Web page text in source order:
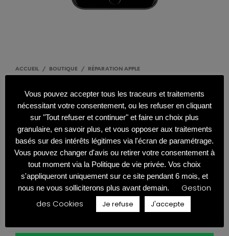
ACCUEIL / BOUTIQUE / RÉPARATION APPLE
Réparation IPhone 7 Plus
Tarif : 85€
Changement de l’écran LCD
La vitre et/ou l’écran interne LCD de votre iPhone sont
hors service (HS), ils comportent des dommages
(rayures, fissures, page blanche, série de lignes
Vous pouvez accepter tous les traceurs et traitements
nécessitant votre consentement, ou les refuser en cliquant
sur "Tout refuser et continuer" et faire un choix plus
granulaire, en savoir plus, et vous opposer aux traitements
basés sur des intérêts légitimes via l'écran de paramétrage.
Vous pouvez changer d'avis ou retirer votre consentement à
tout moment via la Politique de vie privée. Vos choix
s'appliqueront uniquement sur ce site pendant 6 mois, et
nous ne vous solliciterons plus avant demain.
Gestion
des Cookies
Je refuse J'accepte